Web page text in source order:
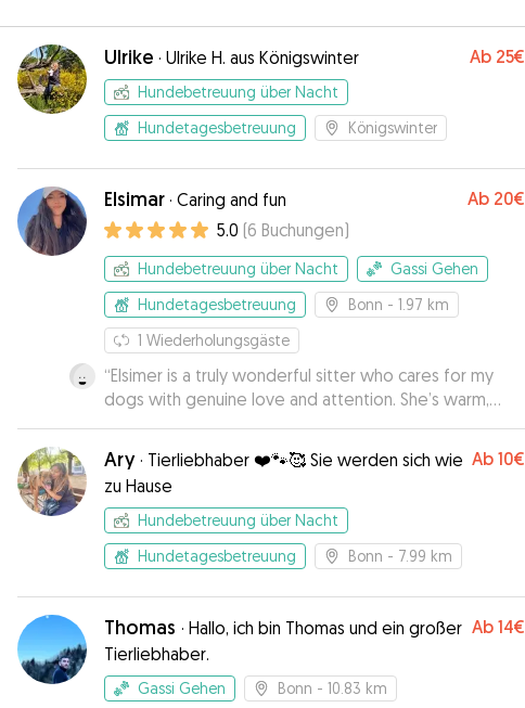
Ulrike · Ulrike H. aus Königswinter Ab 25€
Hundebetreuung über Nacht
Hundetagesbetreuung
Königswinter
Elsimar · Caring and fun Ab 20€
5.0 (6 Buchungen)
Hundebetreuung über Nacht
Gassi Gehen
Hundetagesbetreuung
Bonn - 1.97 km
1 Wiederholungsgäste
“Elsimer is a truly wonderful sitter who cares for my
dogs with genuine love and attention. She’s warm,
cheerful, and deeply responsible—I always feel
completely at ease leaving my dogs in her care.
”
Ary · Tierliebhaber ❤️🐾🥰 Sie werden sich wie
zu Hause
Ab 10€
Hundebetreuung über Nacht
Hundetagesbetreuung
Bonn - 7.99 km
Thomas · Hallo, ich bin Thomas und ein großer
Tierliebhaber.
Ab 14€
Gassi Gehen Bonn - 10.83 km